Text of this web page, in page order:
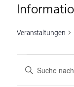
Veranstaltungen
Suche
Bitte